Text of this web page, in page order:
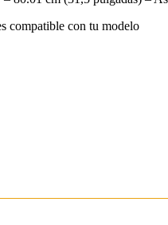
compatible con tu modelo